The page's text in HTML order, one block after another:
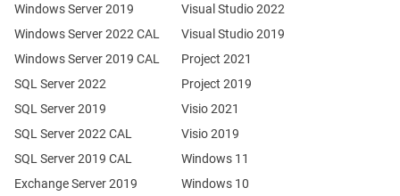
Windows Server 2019
Exchange Server 2019
SQL Server 2022
SQL Server 2019
Windows Server 2022 CAL
Windows Server 2019 CAL
SQL Server 2022 CAL
SQL Server 2019 CAL
Visual Studio 2022
Visual Studio 2019
Project 2021
Project 2019
Visio 2021
Visio 2019
Windows 11
Windows 10